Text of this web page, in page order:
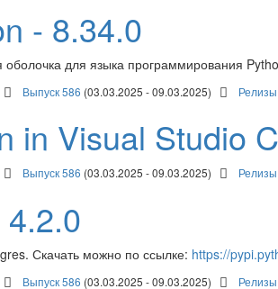
- 8.34.0
оболочка для языка программирования
Выпуск 586 (03.03.2025 - 09.03.2025) Релизы
in Visual Studio
Выпуск 586 (03.03.2025 - 09.03.2025) Релизы
Скачать можно по ссылке: https://
Выпуск 586 (03.03.2025 - 09.03.2025) Релизы